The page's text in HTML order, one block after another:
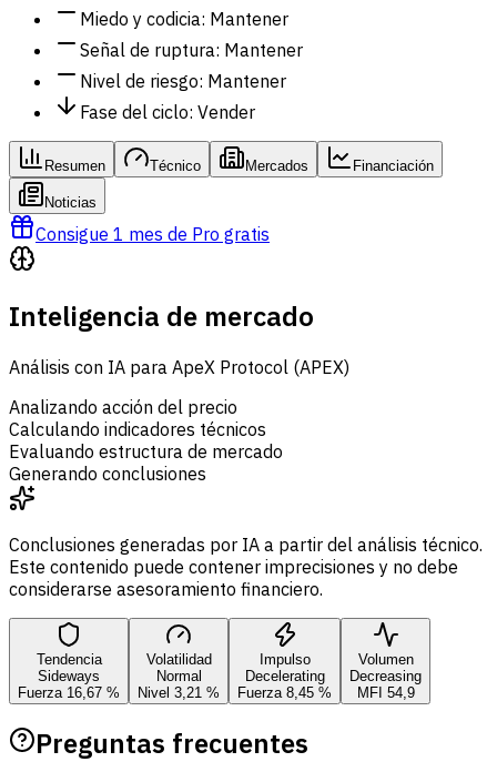
Miedo y codicia: Mantener
Señal de ruptura: Mantener
Nivel de riesgo: Mantener
Fase del ciclo: Vender
Resumen Técnico Mercados Financiación
Noticias
Consigue 1 mes de Pro gratis
Inteligencia de mercado
Análisis con IA para ApeX Protocol (APEX)
Analizando acción del precio
Calculando indicadores técnicos
Evaluando estructura de mercado
Generando conclusiones
Conclusiones generadas por IA a partir del análisis técnico.
Este contenido puede contener imprecisiones y no debe
considerarse asesoramiento financiero.
Tendencia
Sideways
Fuerza 16,67 %
Volatilidad
Normal
Nivel 3,21 %
Impulso
Decelerating
Fuerza 8,45 %
Volumen
Decreasing
MFI 54,9
Preguntas frecuentes